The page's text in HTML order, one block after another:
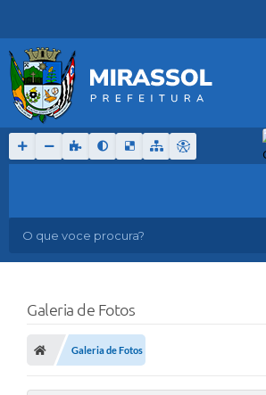
O que voce procura?
Galeria de Fotos
Galeria de Fotos